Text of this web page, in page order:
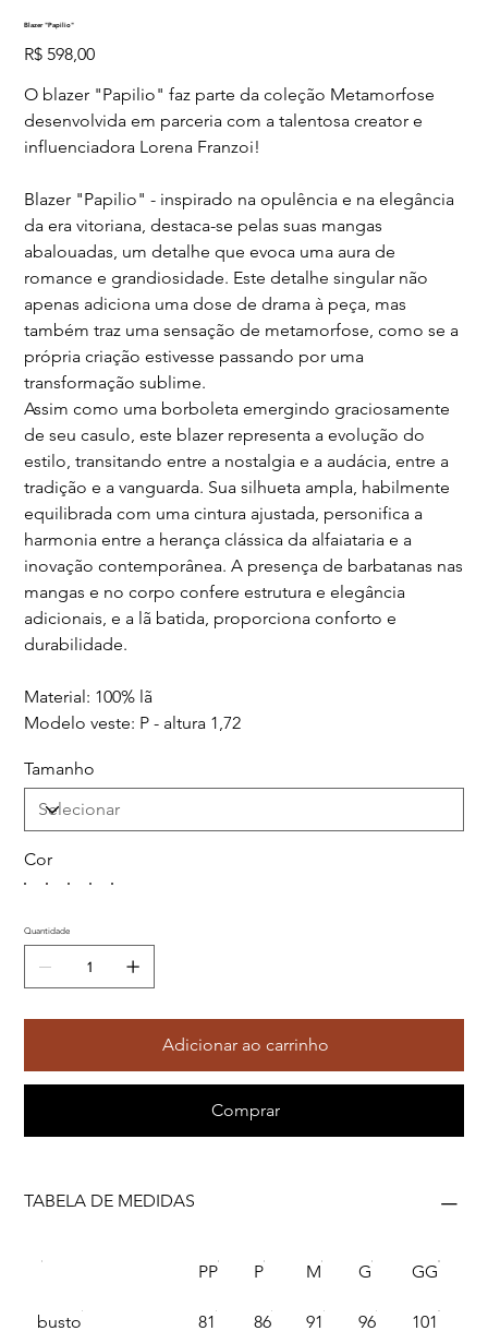
Blazer "Papilio"
Preço
R$ 598,00
O blazer "Papilio" faz parte da coleção Metamorfose
desenvolvida em parceria com a talentosa creator e
influenciadora Lorena Franzoi!
Blazer "Papilio" - inspirado na opulência e na elegância
da era vitoriana, destaca-se pelas suas mangas
abalouadas, um detalhe que evoca uma aura de
romance e grandiosidade. Este detalhe singular não
apenas adiciona uma dose de drama à peça, mas
também traz uma sensação de metamorfose, como se a
própria criação estivesse passando por uma
transformação sublime.
Assim como uma borboleta emergindo graciosamente
de seu casulo, este blazer representa a evolução do
estilo, transitando entre a nostalgia e a audácia, entre a
tradição e a vanguarda. Sua silhueta ampla, habilmente
equilibrada com uma cintura ajustada, personifica a
harmonia entre a herança clássica da alfaiataria e a
inovação contemporânea. A presença de barbatanas nas
mangas e no corpo confere estrutura e elegância
adicionais, e a lã batida, proporciona conforto e
durabilidade.
Material: 100% lã
Modelo veste: P - altura 1,72
Tamanho
Cor
Quantidade
Adicionar ao carrinho
Comprar
TABELA DE MEDIDAS
PP P M G GG
busto 81 86 91 96 101